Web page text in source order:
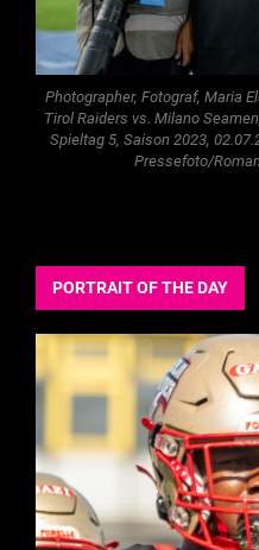
Photographer, Fotograf, Maria
Tirol Raiders vs. Milano
Spieltag 5, Saison 2023,
Pressefoto/
PORTRAIT OF THE DAY